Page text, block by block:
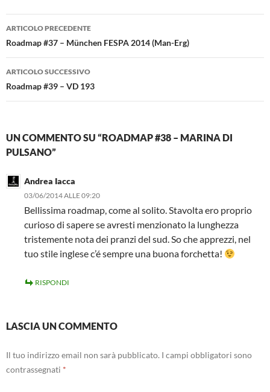
Navigazione
articolo
ARTICOLO PRECEDENTE
Roadmap #37 – München FESPA 2014 (Man-Erg)
ARTICOLO SUCCESSIVO
Roadmap #39 – VD 193
UN COMMENTO SU “ROADMAP #38 – MARINA DI
PULSANO”
Andrea Iacca
03/06/2014 ALLE 09:20
Bellissima roadmap, come al solito. Stavolta ero proprio
curioso di sapere se avresti menzionato la lunghezza
tristemente nota dei pranzi del sud. So che apprezzi, nel
tuo stile inglese c’é sempre una buona forchetta!
RISPONDI
LASCIA UN COMMENTO
Il tuo indirizzo email non sarà pubblicato. I campi obbligatori sono
contrassegnati *